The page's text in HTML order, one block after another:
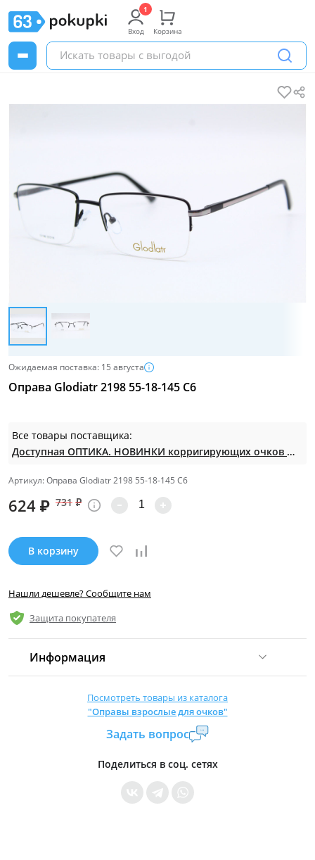
Вход Корзина
Ожидаемая поставка: 15 августа
Оправа Glodiatr 2198 55-18-145 C6
Все товары поставщика:
Доступная ОПТИКА. НОВИНКИ корригирующих очков по СУПЕР ценам. Таких нет на МП.
Артикул: Оправа Glodiatr 2198 55-18-145 C6
624 ₽ 731 ₽
В корзину
Нашли дешевле? Сообщите нам
Защита покупателя
Информация
Страна производитель:Китай
Уровень доступа:0
* Общие условия читайте в правилах сайта
Посмотреть товары из каталога
"Оправы взрослые для очков"
Задать вопрос
Поделиться в соц. сетях